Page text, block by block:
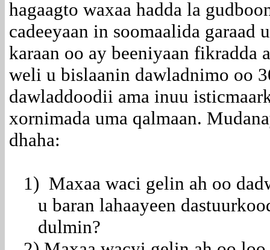
hagaagto waxaa hadda la
cadeeyaan in soomaalida garaad
karaan oo ay beeniyaan fikradda
weli u bislaanin dawladnimo oo
dawladdoodii ama inuu
xornimada uma qalmaan.
dhaha:
1) Maxaa waci gelin ah oo
u baran lahaayeen
dulmin?